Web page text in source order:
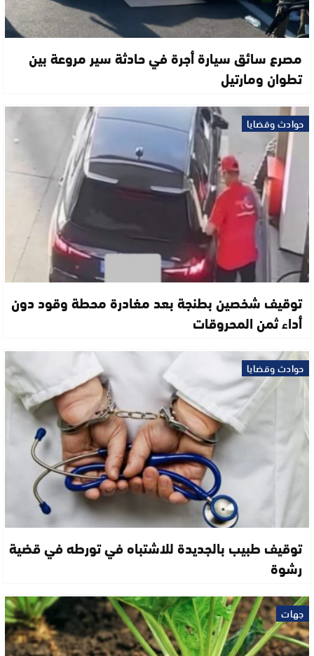
مصرع سائق سيارة أجرة في حادثة سير مروعة بين
تطوان ومارتيل
حوادث وقضايا
توقيف شخصين بطنجة بعد مغادرة محطة وقود دون
أداء ثمن المحروقات
حوادث وقضايا
توقيف طبيب بالجديدة للاشتباه في تورطه في قضية
رشوة
جهات